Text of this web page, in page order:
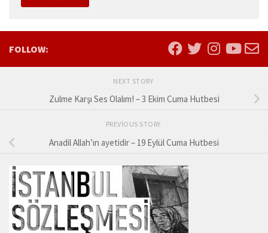
FOLLOW:
NEXT STORY
Zulme Karşı Ses Olalım! – 3 Ekim Cuma Hutbesi
PREVIOUS STORY
Anadil Allah’ın ayetidir – 19 Eylül Cuma Hutbesi